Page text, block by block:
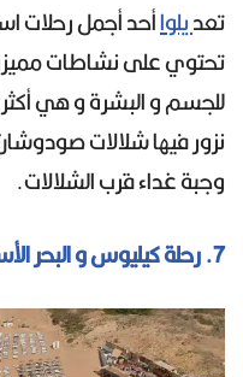
تعديلواأحد أجمل رحلات
تحتوي على نشاطات مميزة
للجسم و البشرة و هي
نزور فيها شلالات
وجبة غداء قرب الشلالات.
7. رحلة كيليوس و البحر الأسود